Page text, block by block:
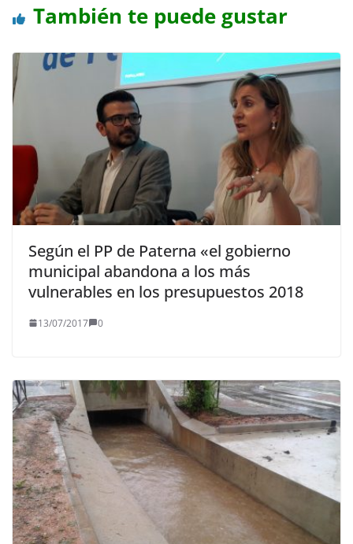
También te puede gustar
Según el PP de Paterna «el gobierno
municipal abandona a los más
vulnerables en los presupuestos 2018
13/07/2017 0